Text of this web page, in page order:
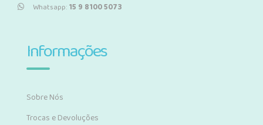
Whatsapp:15 9 8100 5073
Informações
Sobre Nós
Trocas e Devoluções